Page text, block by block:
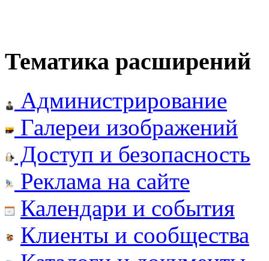
Тематика расширений
Администрирование
Галереи изображений
Доступ и безопасность
Реклама на сайте
Календари и события
Клиенты и сообщества